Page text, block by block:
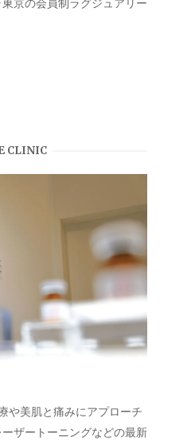
京の会員制ラグジュアリー
CLINIC
や美肌と痛みにアプローチ
ザートーニングなどの最新